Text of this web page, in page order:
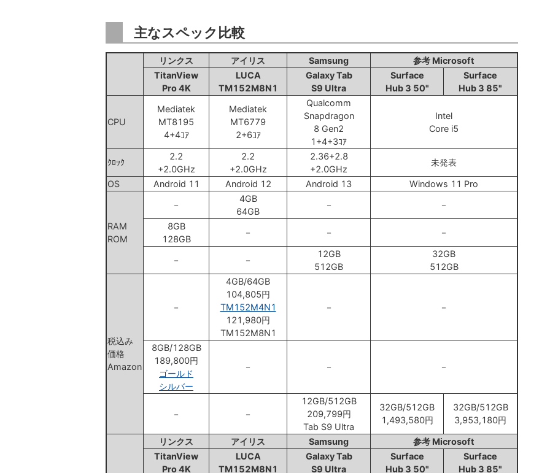
主なスペック比較
リンクス アイリス Samsung
参考 Microsoft
TitanView
Pro 4K
LUCA
TM152M8N1
Galaxy Tab
S9 Ultra
Surface
Hub 3 50"
Surface
Hub 3 85"
CPU
Mediatek
MT8195
4+4ｺｱ
Mediatek
MT6779
2+6ｺｱ
Qualcomm
Snapdragon
8 Gen2
1+4+3ｺｱ
Intel
Core i5
ｸﾛｯｸ
2.2
+2.0GHz
2.2
+2.0GHz
2.36+2.8
+2.0GHz
未発表
OS Android 11 Android 12 Android 13 Windows 11 Pro
RAM
ROM
－
4GB
64GB
－ －
8GB
128GB
－ － －
－ －
12GB
512GB
32GB
512GB
税込み
価格
Amazon
－
4GB/64GB
104,805円
TM152M4N1
121,980円
TM152M8N1
－ －
8GB/128GB
189,800円
ゴールド
シルバー
－ － －
－ －
12GB/512GB
209,799円
Tab S9 Ultra
32GB/512GB
1,493,580円
32GB/512GB
3,953,180円
リンクス アイリス Samsung
参考 Microsoft
TitanView
Pro 4K
LUCA
TM152M8N1
Galaxy Tab
S9 Ultra
Surface
Hub 3 50"
Surface
Hub 3 85"